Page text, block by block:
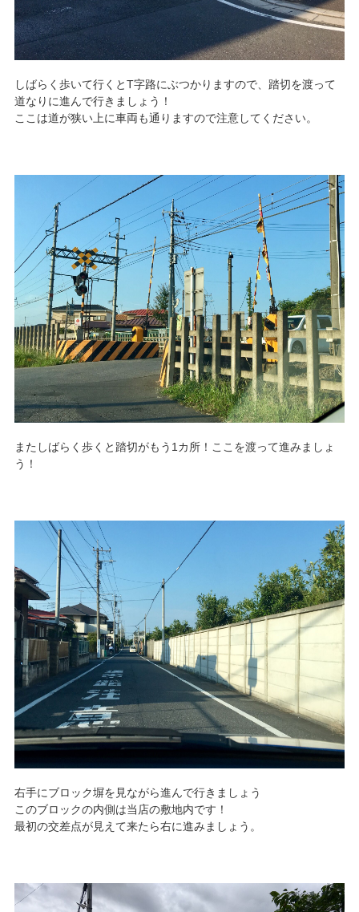
しばらく歩いて行くとT字路にぶつかりますので、踏切を渡って
道なりに進んで行きましょう！
ここは道が狭い上に車両も通りますので注意してください。
またしばらく歩くと踏切がもう1カ所！ここを渡って進みましょ
う！
右手にブロック塀を見ながら進んで行きましょう
このブロックの内側は当店の敷地内です！
最初の交差点が見えて来たら右に進みましょう。